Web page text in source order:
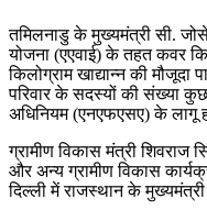
तमिलनाडु के मुख्यमंत्री सी.
योजना (एएवाई) के तहत कवर
किलोग्राम खाद्यान्न की
परिवार के सदस्यों की संख्या कुछ
अधिनियम (एनएफएसए) के लागू
ग्रामीण विकास मंत्री शिवराज
और अन्य ग्रामीण विकास
दिल्ली में राजस्थान के